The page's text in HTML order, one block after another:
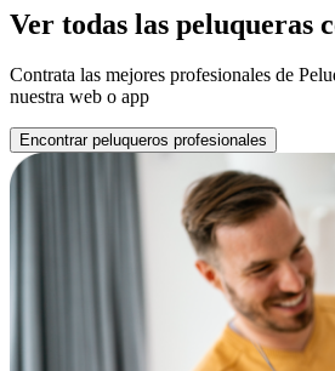
Ver todas las peluqueras
Contrata las mejores profesionales de
nuestra web o app
Encontrar peluqueros profesionales